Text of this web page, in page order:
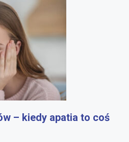
– kiedy apatia to coś